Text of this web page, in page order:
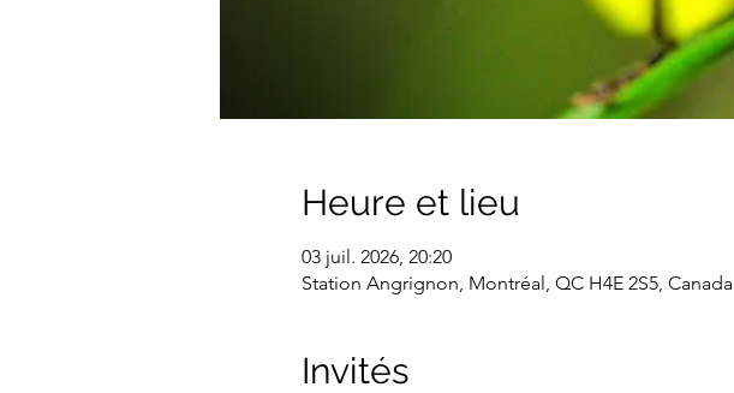
Heure et lieu
03 juil. 2026, 20:20
Station Angrignon, Montréal, QC H4E 2S5, Canada
Invités